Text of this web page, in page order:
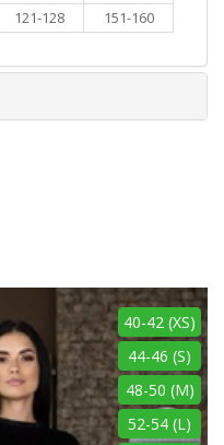
121-128 151-160
40-42 (XS)
44-46 (S)
48-50 (M)
52-54 (L)